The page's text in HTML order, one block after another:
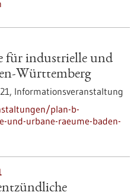
für industrielle und
Württemberg
Informationsveranstaltung
plan-b-
und-urbane-raeume-baden-